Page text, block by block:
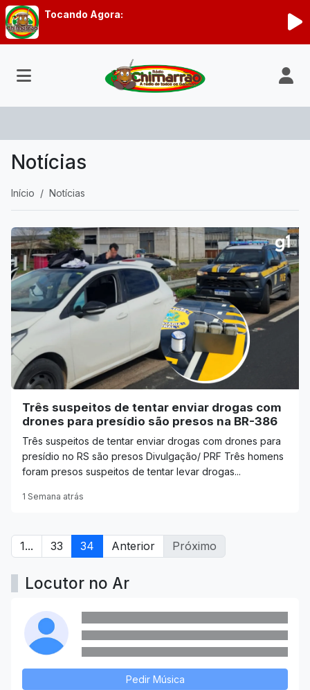
Tocando Agora:
Notícias
Início Notícias
Três suspeitos de tentar enviar drogas com
drones para presídio são presos na BR-386
Três suspeitos de tentar enviar drogas com drones para
presídio no RS são presos Divulgação/ PRF Três homens
foram presos suspeitos de tentar levar drogas...
1 Semana atrás
1... 33 34 Anterior Próximo
Locutor no Ar
Pedir Música